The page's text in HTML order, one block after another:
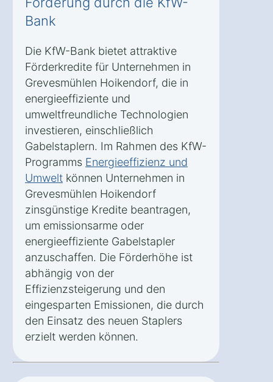
Bank
Die KfW-Bank bietet attraktive
Förderkredite für Unternehmen in
Grevesmühlen Hoikendorf, die in
energieeffiziente und
umweltfreundliche Technologien
investieren, einschließlich
Gabelstaplern. Im Rahmen des KfW-
Programms Energieeffizienz und
Umwelt können Unternehmen in
Grevesmühlen Hoikendorf
zinsgünstige Kredite beantragen,
um emissionsarme oder
energieeffiziente Gabelstapler
anzuschaffen. Die Förderhöhe ist
abhängig von der
Effizienzsteigerung und den
eingesparten Emissionen, die durch
den Einsatz des neuen Staplers
erzielt werden können.